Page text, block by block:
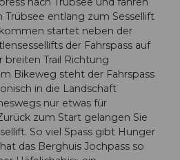
Trübsee entlang zum Sessellift
startet neben der
der Fahrspass auf
Trail Richtung
Bikeweg steht der Fahrspass
in die Landschaft
nur etwas für
zum Start gelangen Sie
So viel Spass gibt Hunger
das Berghuis Jochpass so